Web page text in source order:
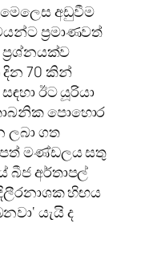
අඩුවීම
ප්‍රමාණවත්
ප්‍රශ්නයක්ව
70 කින්
ඊට යූරියා
පොහොර
ලබා ගත
මණ්ඩලය සතු
බීජ අර්තාපල්
හිඟය
යැයි ද